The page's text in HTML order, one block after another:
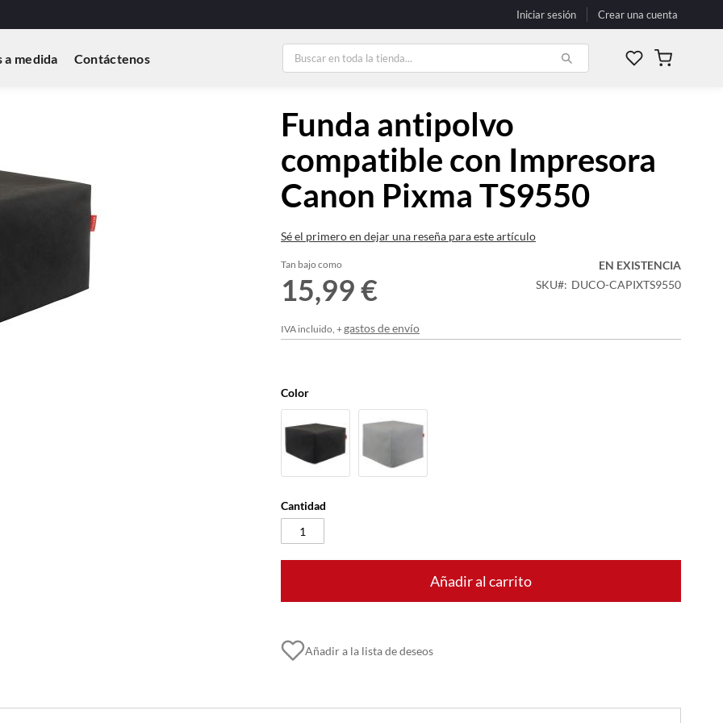
Iniciar sesión Crear una cuenta
a medida Contáctenos Mi carrito
Funda antipolvo
compatible con Impresora
Canon Pixma TS9550
Sé el primero en dejar una reseña para este artículo
Tan bajo como
15,99 €
EN EXISTENCIA
SKU
DUCO-CAPIXTS9550
IVA incluido, +gastos de envío
Color
Cantidad
Añadir al carrito
Añadir a la lista de deseos